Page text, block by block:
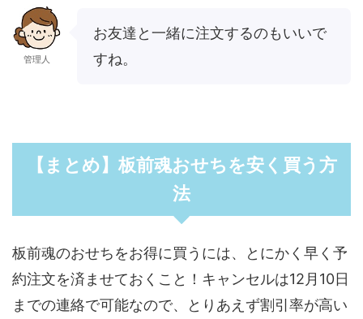
管理人
お友達と一緒に注文するのもいいで
すね。
【まとめ】板前魂おせちを安く買う方
法
板前魂のおせちをお得に買うには、とにかく早く予
約注文を済ませておくこと！キャンセルは12月10日
までの連絡で可能なので、とりあえず割引率が高い